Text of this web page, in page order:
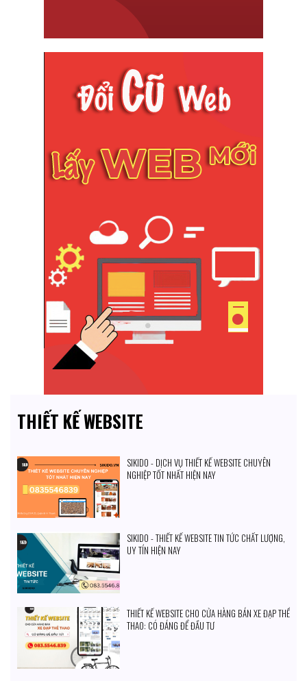
THIẾT KẾ WEBSITE
SIKIDO - DỊCH VỤ THIẾT KẾ WEBSITE CHUYÊN
NGHIỆP TỐT NHẤT HIỆN NAY
SIKIDO - THIẾT KẾ WEBSITE TIN TỨC CHẤT LƯỢNG,
UY TÍN HIỆN NAY
THIẾT KẾ WEBSITE CHO CỬA HÀNG BÁN XE ĐẠP THỂ
THAO: CÓ ĐÁNG ĐỂ ĐẦU TƯ